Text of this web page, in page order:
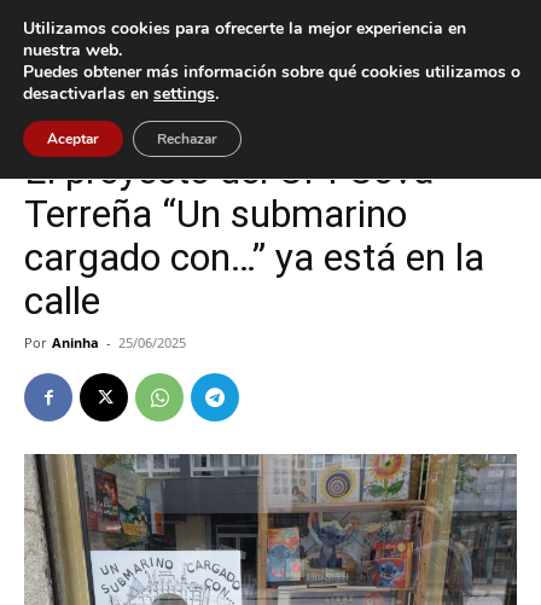
Inicio Baiona
Baiona Cultura / Ocio
El proyecto del CPI Cova
Terreña “Un submarino
cargado con…” ya está en la
calle
Por Aninha - 25/06/2025
Utilizamos cookies para ofrecerte la mejor experiencia en
nuestra web.
Puedes obtener más información sobre qué cookies utilizamos o
desactivarlas en settings.
Aceptar Rechazar